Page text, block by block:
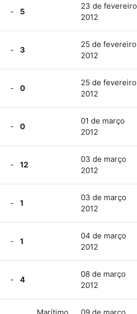
- 5
23 de fevereiro
2012
- 3
25 de fevereiro
2012
- 0
25 de fevereiro
2012
- 0
01 de março
2012
- 12
03 de março
2012
- 1
03 de março
2012
- 1
04 de março
2012
- 4
08 de março
2012
Marítimo 09 de março